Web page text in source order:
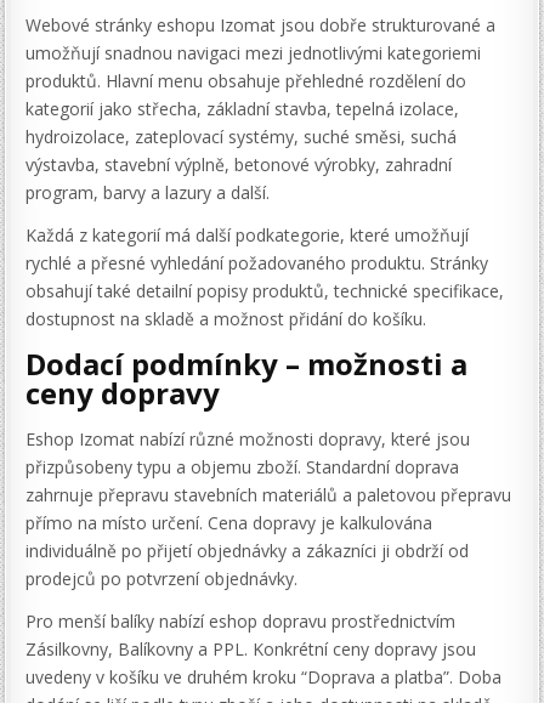
Webové stránky eshopu Izomat jsou dobře strukturované a
umožňují snadnou navigaci mezi jednotlivými kategoriemi
produktů. Hlavní menu obsahuje přehledné rozdělení do
kategorií jako střecha, základní stavba, tepelná izolace,
hydroizolace, zateplovací systémy, suché směsi, suchá
výstavba, stavební výplně, betonové výrobky, zahradní
program, barvy a lazury a další.
Každá z kategorií má další podkategorie, které umožňují
rychlé a přesné vyhledání požadovaného produktu. Stránky
obsahují také detailní popisy produktů, technické specifikace,
dostupnost na skladě a možnost přidání do košíku.
Dodací podmínky – možnosti a
ceny dopravy
Eshop Izomat nabízí různé možnosti dopravy, které jsou
přizpůsobeny typu a objemu zboží. Standardní doprava
zahrnuje přepravu stavebních materiálů a paletovou přepravu
přímo na místo určení. Cena dopravy je kalkulována
individuálně po přijetí objednávky a zákazníci ji obdrží od
prodejců po potvrzení objednávky.
Pro menší balíky nabízí eshop dopravu prostřednictvím
Zásilkovny, Balíkovny a PPL. Konkrétní ceny dopravy jsou
uvedeny v košíku ve druhém kroku “Doprava a platba”. Doba